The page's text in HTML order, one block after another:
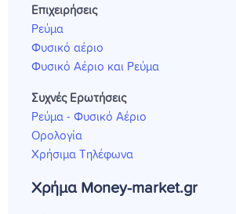
Επιχειρήσεις
Ρεύμα
Φυσικό αέριο
Φυσικό Αέριο και Ρεύμα
Συχνές Ερωτήσεις
Ρεύμα - Φυσικό Αέριο
Ορολογία
Χρήσιμα Τηλέφωνα
Χρήμα Money-market.gr